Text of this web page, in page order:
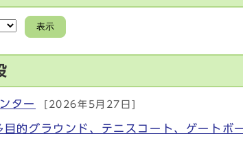
表示
ター [2026年5月27日]
的グラウンド、テニスコート、ゲートボ